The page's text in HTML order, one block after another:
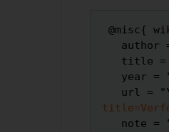
   url = "